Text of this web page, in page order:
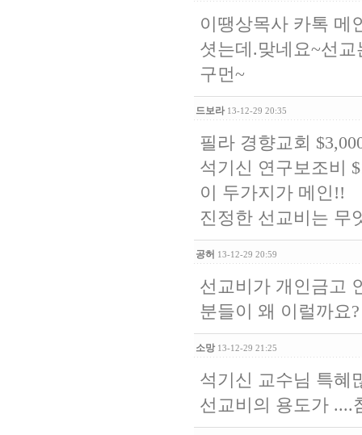
이땡상목사 카톡 메
셧는데.맞네요~선
구먼~
드보라 13-12-29 20:35
필라 경향교회
석기신 연구보조비
이 두가지가 메인!!
진정한 선교비는 무
공허 13-12-29 20:59
선교비가 개인금고
분들이 왜 이럴까요?
소망 13-12-29 21:25
석기신 교수님 특혜
선교비의 용도가 ....